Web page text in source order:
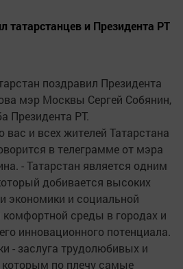
и Президента РТ
поздравил Президента
мэр Москвы Сергей Собянин,
Президента РТ.
и всех жителей Татарстана
в телеграмме от мэра
- Татарстан является одним
добивается высоких
экономики и социальной
среды в городах и
инновационного потенциала.
- заслуга трудолюбивых и
по плечу самые